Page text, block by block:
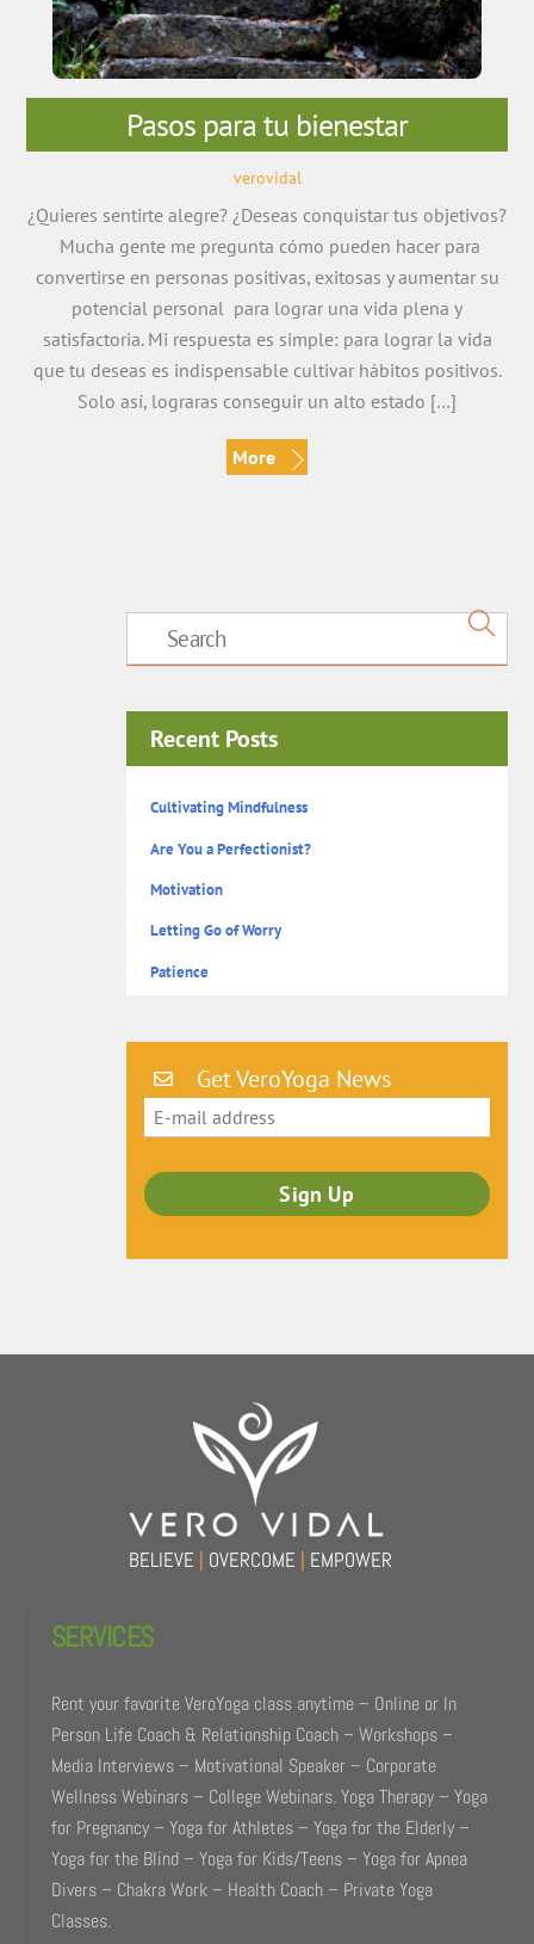
Pasos para tu bienestar
verovidal
¿Quieres sentirte alegre? ¿Deseas conquistar tus objetivos?
Mucha gente me pregunta cómo pueden hacer para
convertirse en personas positivas, exitosas y aumentar su
potencial personal para lograr una vida plena y
satisfactoria. Mi respuesta es simple: para lograr la vida
que tu deseas es indispensable cultivar hábitos positivos.
Solo así, lograras conseguir un alto estado […]
More
Recent Posts
Cultivating Mindfulness
Are You a Perfectionist?
Motivation
Letting Go of Worry
Patience
Get VeroYoga News
BELIEVE | OVERCOME | EMPOWER
SERVICES
Rent your favorite VeroYoga class anytime – Online or In
Person Life Coach & Relationship Coach – Workshops –
Media Interviews – Motivational Speaker – Corporate
Wellness Webinars – College Webinars. Yoga Therapy – Yoga
for Pregnancy – Yoga for Athletes – Yoga for the Elderly –
Yoga for the Blind – Yoga for Kids/Teens – Yoga for Apnea
Divers – Chakra Work – Health Coach – Private Yoga
Classes.